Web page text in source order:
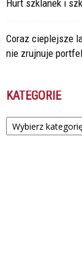
Hurt szklanek i
Coraz cieplejsze
nie zrujnuje
KATEGORIE
Kategorie